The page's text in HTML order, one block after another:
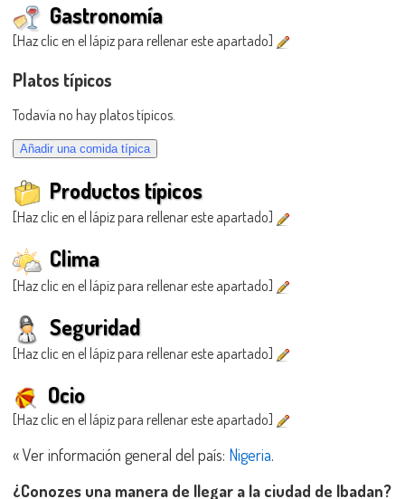
Gastronomía
[Haz clic en el lápiz para rellenar este apartado]
Platos típicos
Todavía no hay platos típicos.
Productos típicos
[Haz clic en el lápiz para rellenar este apartado]
Clima
[Haz clic en el lápiz para rellenar este apartado]
Seguridad
[Haz clic en el lápiz para rellenar este apartado]
Ocio
[Haz clic en el lápiz para rellenar este apartado]
« Ver información general del país: Nigeria.
¿Conozes una manera de llegar a la ciudad de Ibadan?